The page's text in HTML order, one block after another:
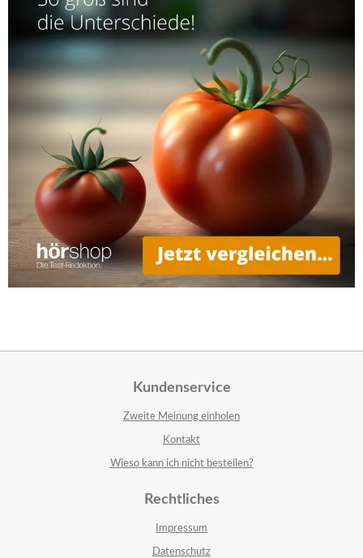
Kundenservice
Zweite Meinung einholen
Kontakt
Wieso kann ich nicht bestellen?
Rechtliches
Impressum
Datenschutz